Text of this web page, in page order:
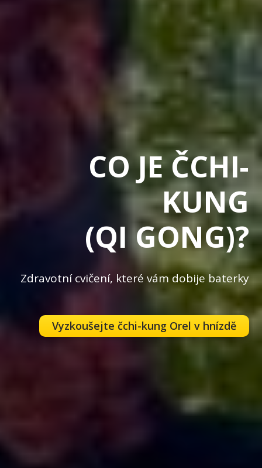
CO JE ČCHI-
KUNG
(QI GONG)?
Zdravotní cvičení, které vám dobije baterky
Vyzkoušejte čchi-kung Orel v hnízdě